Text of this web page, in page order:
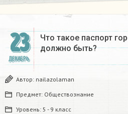
23
ДЕКАБРЬ
Что такое паспорт
должно быть?
Автор: nailazolaman
Предмет: Обществознание
Уровень: 5 - 9 класс